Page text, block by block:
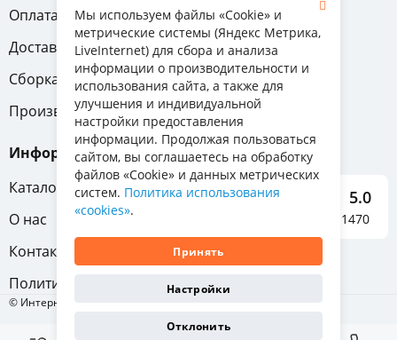
Оплата
Вопрос-ответ
Доставка
Обмен и возврат
Сборка
Гарантия
Производители
Информация
Каталог мебели
О нас
Контакты
Политика конфиденциальности
5.0
Отзывы о нас 1470
© Интернет-магазин «Отличная мебель», 2011-2026
Мы используем файлы «Cookie» и
метрические системы (Яндекс Метрика,
LiveInternet) для сбора и анализа
информации о производительности и
использования сайта, а также для
улучшения и индивидуальной
настройки предоставления
информации. Продолжая пользоваться
сайтом, вы соглашаетесь на обработку
файлов «Cookie» и данных метрических
систем. Политика использования
«cookies».
Принять
Настройки
Отклонить